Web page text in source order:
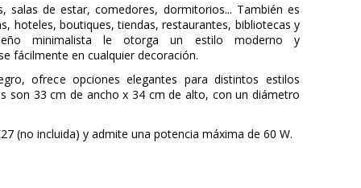
salas de estar, comedores, dormitorios... También es
hoteles, boutiques, tiendas, restaurantes, bibliotecas y
minimalista le otorga un estilo moderno y
fácilmente en cualquier decoración.
ofrece opciones elegantes para distintos estilos
son 33 cm de ancho x 34 cm de alto, con un diámetro
(no incluida) y admite una potencia máxima de 60 W.